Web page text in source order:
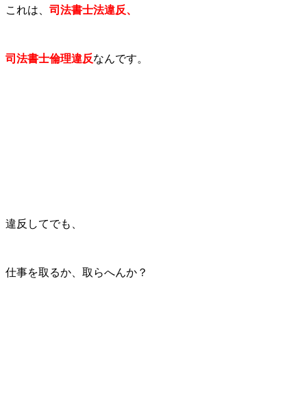
これは、 司法書士法違反、
司法書士倫理違反なんです。
違反してでも、
仕事を取るか、取らへんか？